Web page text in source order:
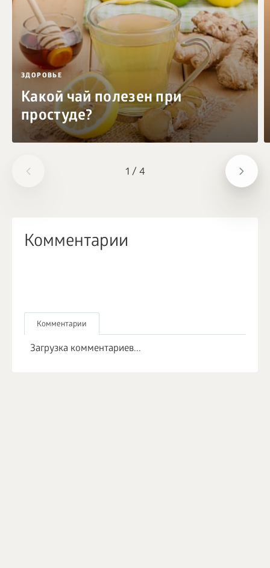
1 / 4
ЗДОРОВЬЕ
Какой чай полезен при
простуде?
Комментарии
Комментарии
Загрузка комментариев...